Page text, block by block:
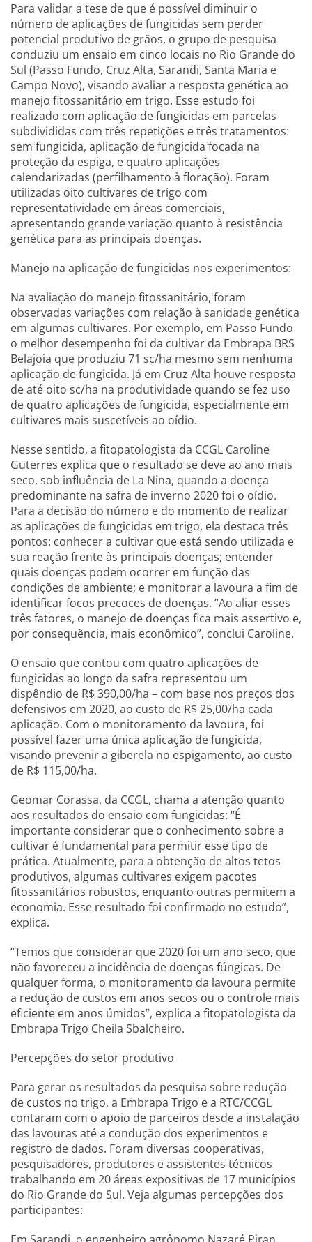
Para validar a tese de que é possível diminuir o
número de aplicações de fungicidas sem perder
potencial produtivo de grãos, o grupo de pesquisa
conduziu um ensaio em cinco locais no Rio Grande do
Sul (Passo Fundo, Cruz Alta, Sarandi, Santa Maria e
Campo Novo), visando avaliar a resposta genética ao
manejo fitossanitário em trigo. Esse estudo foi
realizado com aplicação de fungicidas em parcelas
subdivididas com três repetições e três tratamentos:
sem fungicida, aplicação de fungicida focada na
proteção da espiga, e quatro aplicações
calendarizadas (perfilhamento à floração). Foram
utilizadas oito cultivares de trigo com
representatividade em áreas comerciais,
apresentando grande variação quanto à resistência
genética para as principais doenças.
Manejo na aplicação de fungicidas nos experimentos:
Na avaliação do manejo fitossanitário, foram
observadas variações com relação à sanidade genética
em algumas cultivares. Por exemplo, em Passo Fundo
o melhor desempenho foi da cultivar da Embrapa BRS
Belajoia que produziu 71 sc/ha mesmo sem nenhuma
aplicação de fungicida. Já em Cruz Alta houve resposta
de até oito sc/ha na produtividade quando se fez uso
de quatro aplicações de fungicida, especialmente em
cultivares mais suscetíveis ao oídio.
Nesse sentido, a fitopatologista da CCGL Caroline
Guterres explica que o resultado se deve ao ano mais
seco, sob influência de La Nina, quando a doença
predominante na safra de inverno 2020 foi o oídio.
Para a decisão do número e do momento de realizar
as aplicações de fungicidas em trigo, ela destaca três
pontos: conhecer a cultivar que está sendo utilizada e
sua reação frente às principais doenças; entender
quais doenças podem ocorrer em função das
condições de ambiente; e monitorar a lavoura a fim de
identificar focos precoces de doenças. “Ao aliar esses
três fatores, o manejo de doenças fica mais assertivo e,
por consequência, mais econômico”, conclui Caroline.
O ensaio que contou com quatro aplicações de
fungicidas ao longo da safra representou um
dispêndio de R$ 390,00/ha – com base nos preços dos
defensivos em 2020, ao custo de R$ 25,00/ha cada
aplicação. Com o monitoramento da lavoura, foi
possível fazer uma única aplicação de fungicida,
visando prevenir a giberela no espigamento, ao custo
de R$ 115,00/ha.
Geomar Corassa, da CCGL, chama a atenção quanto
aos resultados do ensaio com fungicidas: “É
importante considerar que o conhecimento sobre a
cultivar é fundamental para permitir esse tipo de
prática. Atualmente, para a obtenção de altos tetos
produtivos, algumas cultivares exigem pacotes
fitossanitários robustos, enquanto outras permitem a
economia. Esse resultado foi confirmado no estudo”,
explica.
“Temos que considerar que 2020 foi um ano seco, que
não favoreceu a incidência de doenças fúngicas. De
qualquer forma, o monitoramento da lavoura permite
a redução de custos em anos secos ou o controle mais
eficiente em anos úmidos”, explica a fitopatologista da
Embrapa Trigo Cheila Sbalcheiro.
Percepções do setor produtivo
Para gerar os resultados da pesquisa sobre redução
de custos no trigo, a Embrapa Trigo e a RTC/CCGL
contaram com o apoio de parceiros desde a instalação
das lavouras até a condução dos experimentos e
registro de dados. Foram diversas cooperativas,
pesquisadores, produtores e assistentes técnicos
trabalhando em 20 áreas expositivas de 17 municípios
do Rio Grande do Sul. Veja algumas percepções dos
participantes: